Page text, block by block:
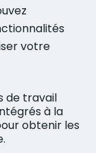
votre
de travail
à la
obtenir les